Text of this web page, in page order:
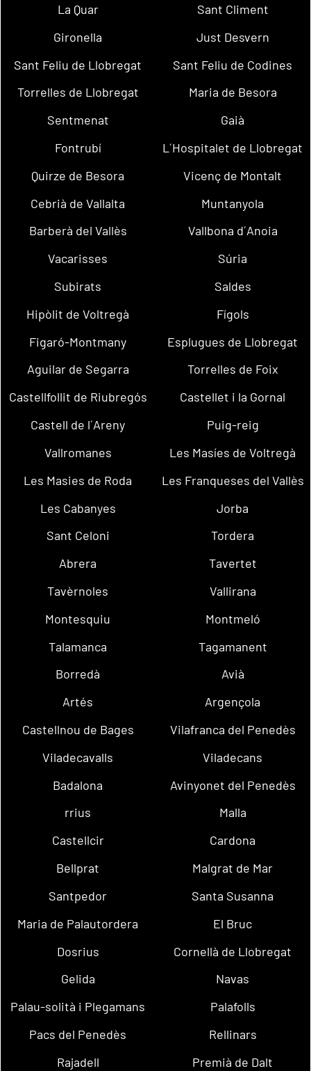
La Quar
Sant Climent
Gironella
Just Desvern
Sant Feliu de Llobregat
Sant Feliu de Codines
Torrelles de Llobregat
Maria de Besora
Sentmenat
Gaià
Fontrubí
L´Hospitalet de Llobregat
Quirze de Besora
Vicenç de Montalt
Cebrià de Vallalta
Muntanyola
Barberà del Vallès
Vallbona d´Anoia
Vacarisses
Súria
Subirats
Saldes
Hipòlit de Voltregà
Fígols
Figaró-Montmany
Esplugues de Llobregat
Aguilar de Segarra
Torrelles de Foix
Castellfollit de Riubregós
Castellet i la Gornal
Castell de l´Areny
Puig-reig
Vallromanes
Les Masíes de Voltregà
Les Masies de Roda
Les Franqueses del Vallès
Les Cabanyes
Jorba
Sant Celoni
Tordera
Abrera
Tavertet
Tavèrnoles
Vallirana
Montesquiu
Montmeló
Talamanca
Tagamanent
Borredà
Avià
Artés
Argençola
Castellnou de Bages
Vilafranca del Penedès
Viladecavalls
Viladecans
Badalona
Avinyonet del Penedès
rrius
Malla
Castellcir
Cardona
Bellprat
Malgrat de Mar
Santpedor
Santa Susanna
Maria de Palautordera
El Bruc
Dosrius
Cornellà de Llobregat
Gelida
Navas
Palau-solità i Plegamans
Palafolls
Pacs del Penedès
Rellinars
Rajadell
Premià de Dalt